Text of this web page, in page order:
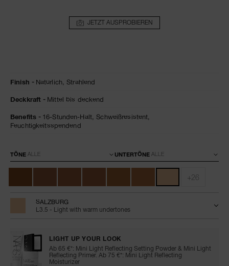
JETZT AUSPROBIEREN
natural-
longwear-
0607845066040
Finish Natürlich,Strahlend
Deckkraft Mittel bis deckend
Benefits 16-Stunden-Halt,Schweißresistent,
Feuchtigkeitsspendend
Variationen
TÖNE UNTERTÖNE
+26
SALZBURG
L3.5 - Light with warm undertones
LIGHT UP YOUR LOOK
Ab 65 €*: Mini Light Reflecting Setting Powder & Mini Light
Reflecting Primer. Ab 75 €*: Mini Light Reflecting
Moisturizer